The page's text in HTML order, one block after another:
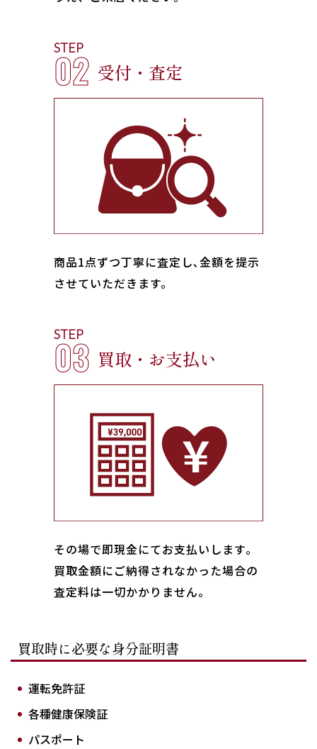
STEP
02 受付・査定
商品1点ずつ丁寧に査定し､金額を提示
させていただきます。
STEP
03 買取・お支払い
その場で即現金にてお支払いします｡
買取金額にご納得されなかった場合の
査定料は一切かかりません。
買取時に必要な身分証明書
運転免許証
各種健康保険証
パスポート